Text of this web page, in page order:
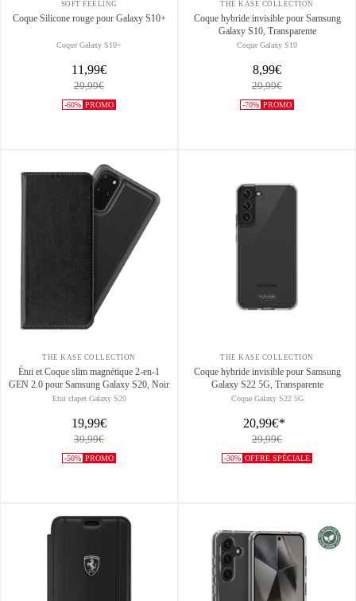
SOFT FEELING
Coque Silicone rouge pour Galaxy S10+
Coque Galaxy S10+
11,99€
29,99€
-60% PROMO
THE KASE COLLECTION
Coque hybride invisible pour Samsung
Galaxy S10, Transparente
Coque Galaxy S10
8,99€
29,99€
-70% PROMO
THE KASE COLLECTION
Étui et Coque slim magnétique 2-en-1
GEN 2.0 pour Samsung Galaxy S20, Noir
Etui clapet Galaxy S20
19,99€
39,99€
-50% PROMO
THE KASE COLLECTION
Coque hybride invisible pour Samsung
Galaxy S22 5G, Transparente
Coque Galaxy S22 5G
20,99€*
29,99€
-30% OFFRE SPÉCIALE